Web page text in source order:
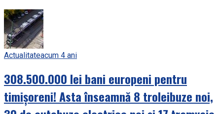
Actualitateacum 4 ani
308.500.000 lei bani europeni pentru
timișoreni! Asta înseamnă 8 troleibuze noi,